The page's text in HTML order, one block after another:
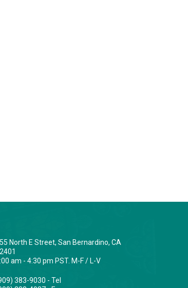
North E Street, San Bernardino, CA
am - 4:30 pm PST. M-F / L-V
383-9030 - Tel